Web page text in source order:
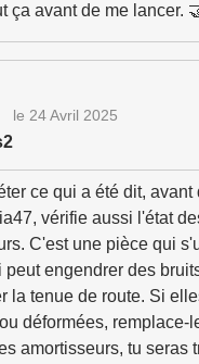
ça avant de me lancer.
le 24 Avril 2025
ce qui a été dit, avant
vérifie aussi l'état
C'est une pièce qui
peut engendrer des
la tenue de route. Si
déformées, remplace-
amortisseurs, tu seras